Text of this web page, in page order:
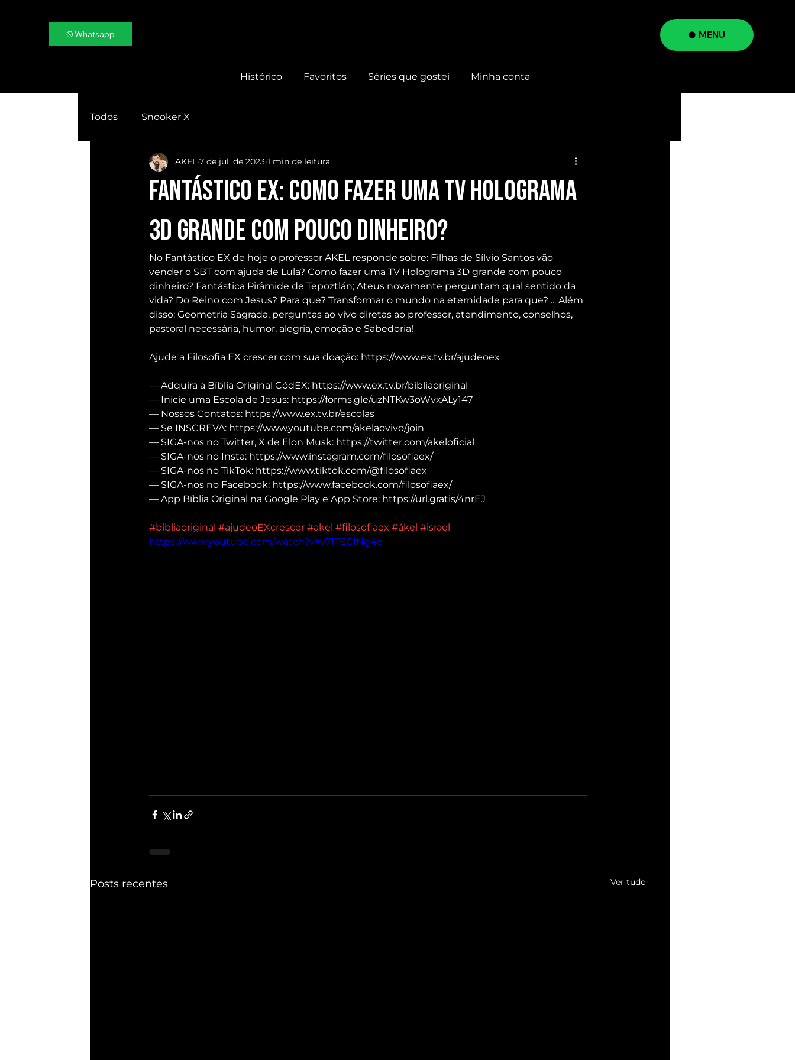
MENU
Whatsapp
Histórico Favoritos Séries que gostei Minha conta
Todos Snooker X
FANTÁSTICO EX: Como fazer uma TV Holograma
3D grande com pouco dinheiro?
AKEL 7 de jul. de 2023 1 min de leitura
No Fantástico EX de hoje o professor AKEL responde sobre: Filhas de Sílvio Santos vão
vender o SBT com ajuda de Lula? Como fazer uma TV Holograma 3D grande com pouco
dinheiro? Fantástica Pirâmide de Tepoztlán; Ateus novamente perguntam qual sentido da
vida? Do Reino com Jesus? Para que? Transformar o mundo na eternidade para que? ... Além
disso: Geometria Sagrada, perguntas ao vivo diretas ao professor, atendimento, conselhos,
pastoral necessária, humor, alegria, emoção e Sabedoria!
Ajude a Filosofia EX crescer com sua doação: https://www.ex.tv.br/ajudeoex
— Adquira a Bíblia Original CódEX: https://www.ex.tv.br/bibliaoriginal
— Inicie uma Escola de Jesus: https://forms.gle/uzNTKw3oWvxALy147
— Nossos Contatos: https://www.ex.tv.br/escolas
— Se INSCREVA: https://www.youtube.com/akelaovivo/join
— SIGA-nos no Twitter, X de Elon Musk: https://twitter.com/akeloficial
— SIGA-nos no Insta: https://www.instagram.com/filosofiaex/
— SIGA-nos no TikTok: https://www.tiktok.com/@filosofiaex
— SIGA-nos no Facebook: https://www.facebook.com/filosofiaex/
— App Bíblia Original na Google Play e App Store: https://url.gratis/4nrEJ
#bibliaoriginal #ajudeoEXcrescer #akel #filosofiaex #ákel #israel
https://www.youtube.com/watch?v=v71TECfNg4c
Posts recentes Ver tudo